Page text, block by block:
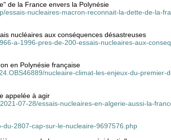
de la France envers la Polynésie
essais-nucleaires-macron-reconnait-la-dette-de-la-
nucléaires aux conséquences désastreuses
a-1996-pres-de-200-essais-nucleaires-aux-
en Polynésie française
nucleaire-climat-les-enjeux-du-premier-
appelée à agir
07-28/essais-nucleaires-en-algerie-aussi-la-
du-2807-cap-sur-le-nucleaire-9697576.php